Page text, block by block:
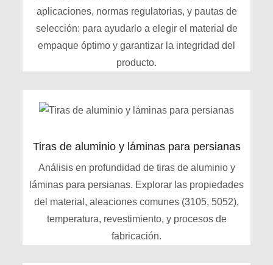
aplicaciones, normas regulatorias, y pautas de
selección: para ayudarlo a elegir el material de
empaque óptimo y garantizar la integridad del
producto.
Tiras de aluminio y láminas para persianas
Análisis en profundidad de tiras de aluminio y
láminas para persianas. Explorar las propiedades
del material, aleaciones comunes (3105, 5052),
temperatura, revestimiento, y procesos de
fabricación.